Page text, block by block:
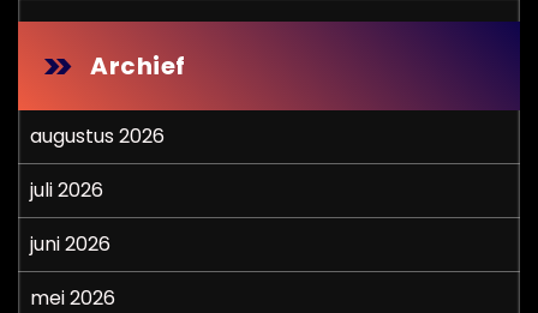
Archief
augustus 2026
juli 2026
juni 2026
mei 2026